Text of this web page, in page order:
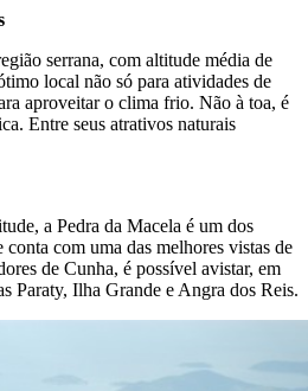
serrana, com altitude média de
local não só para atividades de
aproveitar o clima frio. Não à toa, é
Entre seus atrativos naturais
a Pedra da Macela é um dos
com uma das melhores vistas de
de Cunha, é possível avistar, em
Paraty, Ilha Grande e Angra dos Reis.